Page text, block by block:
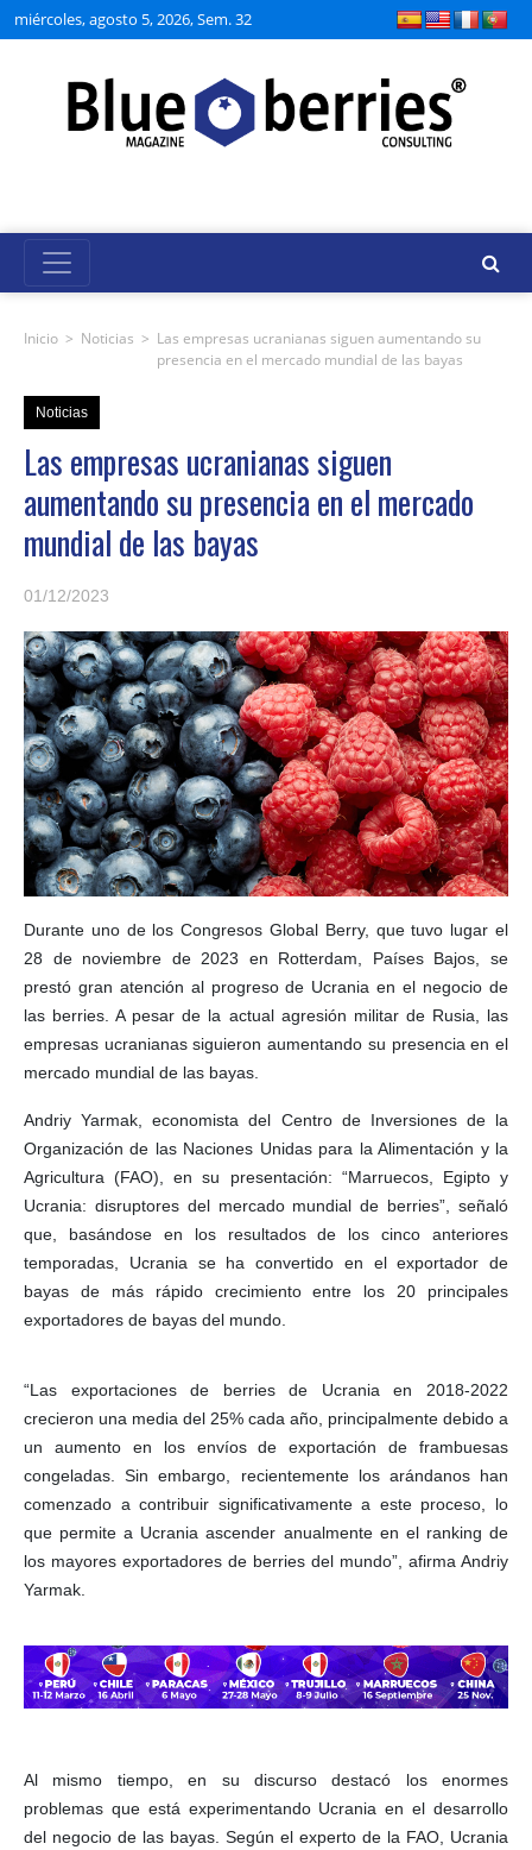
miércoles, agosto 5, 2026, Sem. 32
Inicio > Noticias > Las empresas ucranianas siguen aumentando su
presencia en el mercado mundial de las bayas
Noticias
Las empresas ucranianas siguen
aumentando su presencia en el mercado
mundial de las bayas
01/12/2023
Durante uno de los Congresos Global Berry, que tuvo lugar el
28 de noviembre de 2023 en Rotterdam, Países Bajos, se
prestó gran atención al progreso de Ucrania en el negocio de
las berries. A pesar de la actual agresión militar de Rusia, las
empresas ucranianas siguieron aumentando su presencia en el
mercado mundial de las bayas.
Andriy Yarmak, economista del Centro de Inversiones de la
Organización de las Naciones Unidas para la Alimentación y la
Agricultura (FAO), en su presentación: “Marruecos, Egipto y
Ucrania: disruptores del mercado mundial de berries”, señaló
que, basándose en los resultados de los cinco anteriores
temporadas, Ucrania se ha convertido en el exportador de
bayas de más rápido crecimiento entre los 20 principales
exportadores de bayas del mundo.
“Las exportaciones de berries de Ucrania en 2018-2022
crecieron una media del 25% cada año, principalmente debido a
un aumento en los envíos de exportación de frambuesas
congeladas. Sin embargo, recientemente los arándanos han
comenzado a contribuir significativamente a este proceso, lo
que permite a Ucrania ascender anualmente en el ranking de
los mayores exportadores de berries del mundo”, afirma Andriy
Yarmak.
Al mismo tiempo, en su discurso destacó los enormes
problemas que está experimentando Ucrania en el desarrollo
del negocio de las bayas. Según el experto de la FAO, Ucrania